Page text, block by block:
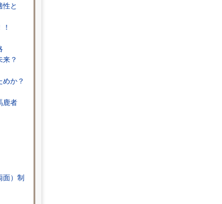
性と
来？
めか？
鹿者
面）制